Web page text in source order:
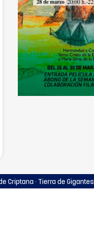
Criptana · Tierra de Gigantes